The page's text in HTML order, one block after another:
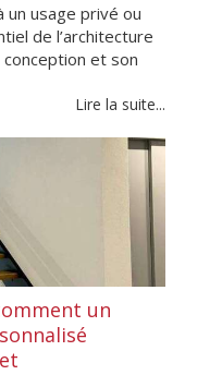
un usage privé ou
de l’architecture
conception et son
Lire la suite...
un